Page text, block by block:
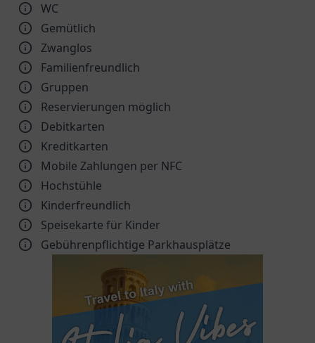
WC
Gemütlich
Zwanglos
Familienfreundlich
Gruppen
Reservierungen möglich
Debitkarten
Kreditkarten
Mobile Zahlungen per NFC
Hochstühle
Kinder­freundlich
Speisekarte für Kinder
Gebührenpflichtige Parkhausplätze